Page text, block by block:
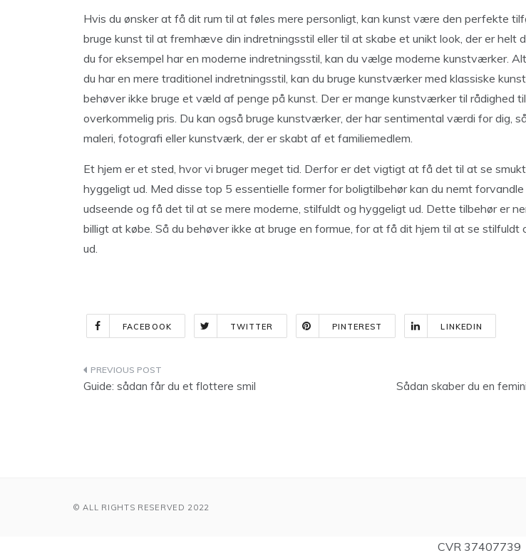
Hvis du ønsker at få dit rum til at føles mere personligt, kan kunst være den perfekte
bruge kunst til at fremhæve din indretningsstil eller til at skabe et unikt look, der er helt
du for eksempel har en moderne indretningsstil, kan du vælge moderne kunstværker.
du har en mere traditionel indretningsstil, kan du bruge kunstværker med klassiske
behøver ikke bruge et væld af penge på kunst. Der er mange kunstværker til rådighed
overkommelig pris. Du kan også bruge kunstværker, der har sentimental værdi for dig,
maleri, fotografi eller kunstværk, der er skabt af et familiemedlem.
Et hjem er et sted, hvor vi bruger meget tid. Derfor er det vigtigt at få det til at se
hyggeligt ud. Med disse top 5 essentielle former for boligtilbehør kan du nemt
udseende og få det til at se mere moderne, stilfuldt og hyggeligt ud. Dette tilbehør er
billigt at købe. Så du behøver ikke at bruge en formue, for at få dit hjem til at se stilfuldt
ud.
FACEBOOK TWITTER PINTEREST LINKEDIN
Indlægsnavigation
Guide: sådan får du et flottere smil
Sådan skaber du en
© ALL RIGHTS RESERVED 2022
CVR 37407739